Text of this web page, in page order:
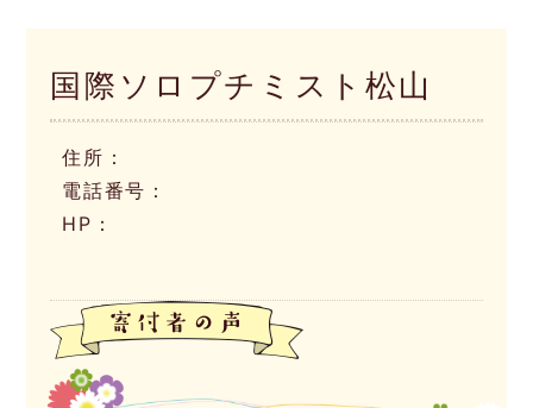
国際ソロプチミスト松山
住所：
電話番号：
HP：